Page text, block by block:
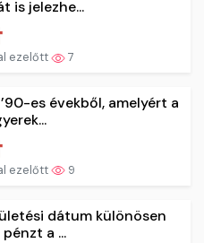
is jelezhe...
ezelőtt 7
es évekből, amelyért a
ezelőtt 9
dátum különösen
a ...